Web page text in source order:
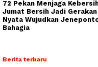
72 Pekan Menjaga
Jumat Bersih Jadi Gerakan
Nyata Wujudkan
Bahagia
Berita terbaru